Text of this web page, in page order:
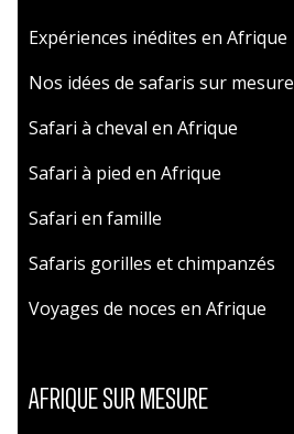
Expériences inédites en Afrique
Nos idées de safaris sur mesure
Safari à cheval en Afrique
Safari à pied en Afrique
Safari en famille
Safaris gorilles et chimpanzés
Voyages de noces en Afrique
AFRIQUE SUR MESURE